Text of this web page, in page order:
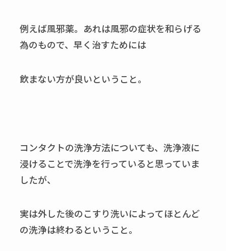
例えば風邪薬。あれは風邪の症状を和らげる
為のもので、早く治すためには
飲まない方が良いということ。
コンタクトの洗浄方法についても、洗浄液に
浸けることで洗浄を行っていると思っていま
したが、
実は外した後のこすり洗いによってほとんど
の洗浄は終わるということ。